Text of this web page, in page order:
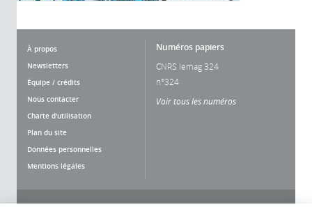
À propos
Newsletters
Équipe / crédits
Nous contacter
Charte d'utilisation
Plan du site
Données personnelles
Mentions légales
Numéros papiers
CNRS lemag 324
n°324
Voir tous les numéros